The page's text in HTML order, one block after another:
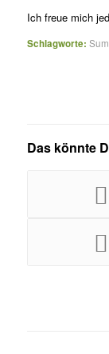
Ich freue mich
Schlagworte:
Das könnte